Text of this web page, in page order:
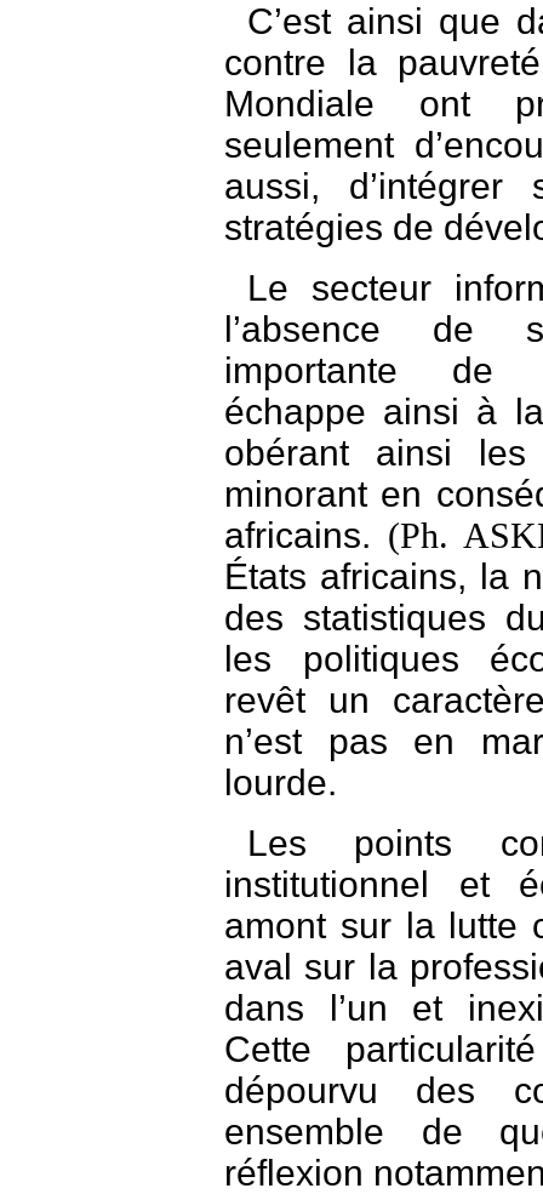
C’est ainsi que
contre la
Mondiale ont
seulement
aussi,
stratégies de
Le secteur
l’absence de
importante de
échappe ainsi à
obérant ainsi les
minorant en
africains. (Ph.
États africains, la
des statistiques
les politiques
revêt un
n’est pas en
lourde.
Les points
institutionnel et
amont sur la lutte
aval sur la
dans l’un et
Cette
dépourvu des
ensemble de
réflexion